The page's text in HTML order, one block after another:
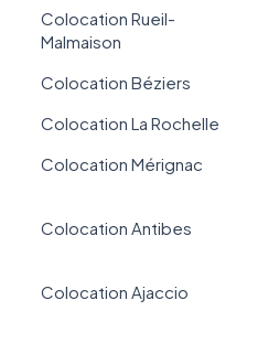
Colocation Rueil-
Malmaison
Colocation Béziers
Colocation La Rochelle
Colocation Mérignac
Colocation Antibes
Colocation Ajaccio